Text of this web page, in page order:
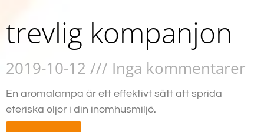
trevlig kompanjon
2019-10-12 Inga kommentarer
En aromalampa är ett effektivt sätt att sprida
eteriska oljor i din inomhusmiljö.